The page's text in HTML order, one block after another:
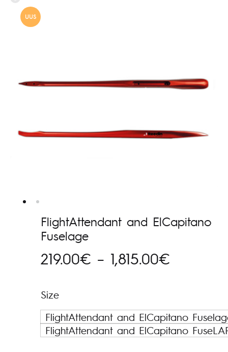
UUS
FlightAttendant and ElCapitano
Fuselage
219.00€ – 1,815.00€
kuni
Size
FlightAttendant and ElCapitano
FlightAttendant and ElCapitano